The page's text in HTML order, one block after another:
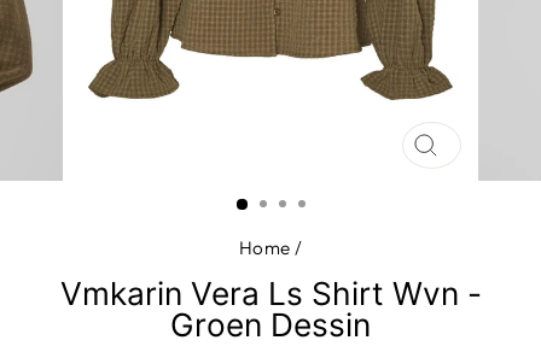
SLUIT
(ESC)
Home /
Vmkarin Vera Ls Shirt Wvn -
Groen Dessin